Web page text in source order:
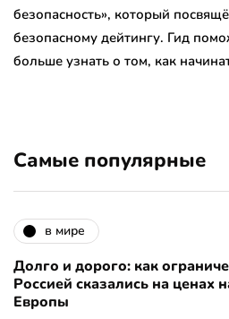
безопасность», который
безопасному дейтингу. Гид
больше узнать о том, как
Самые популярные
в мире
Долго и дорого: как
Россией сказались на ценах
Европы